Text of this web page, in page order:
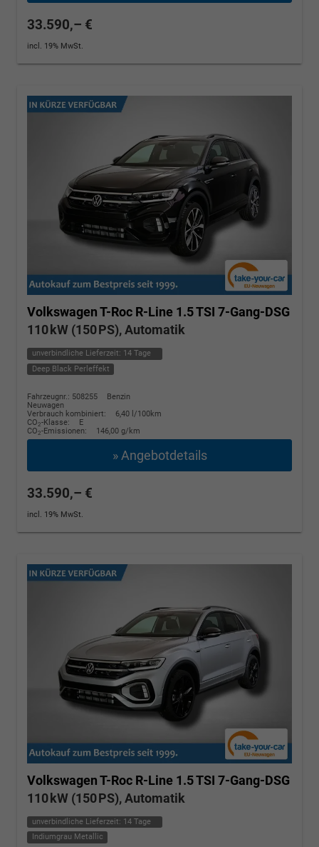
33.590,– €
incl. 19% MwSt.
Volkswagen T-Roc R-Line 1.5 TSI 7-Gang-DSG
110 kW (150 PS), Automatik
unverbindliche Lieferzeit: 14 Tage
Deep Black Perleffekt
Fahrzeugnr.: 508255
Benzin
Neuwagen
Verbrauch kombiniert:
6,40 l/100km
CO2-Klasse:
E
CO2-Emissionen: 146,00 g/km
» Angebotdetails
33.590,– €
incl. 19% MwSt.
Volkswagen T-Roc R-Line 1.5 TSI 7-Gang-DSG
110 kW (150 PS), Automatik
unverbindliche Lieferzeit: 14 Tage
Indiumgrau Metallic